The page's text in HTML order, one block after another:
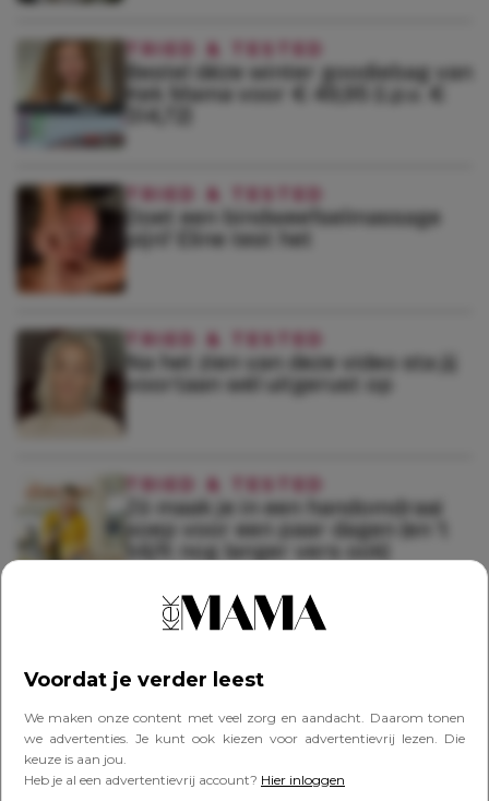
Voordat je verder leest
We maken onze content met veel zorg en aandacht. Daarom tonen
we advertenties. Je kunt ook kiezen voor advertentievrij lezen. Die
keuze is aan jou.
Heb je al een advertentievrij account? Hier inloggen
TRIED & TESTED
Bestel déze winter goodiebag van
Kek Mama voor € 49,95 (i.p.v. €
314,72)
TRIED & TESTED
Doet een bindweefselmassage
pijn? Eline test het
TRIED & TESTED
Na het zien van deze video sta jij
voortaan wél uitgerust op
TRIED & TESTED
Zó maak je in een handomdraai
soep voor een paar dagen (en ’t
blijft nog langer vers ook)
TRIED & TESTED
dít is het resultaat
TRIED & TESTED